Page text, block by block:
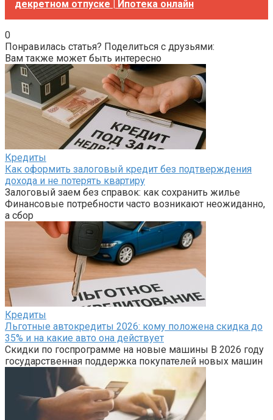
декретном отпуске | Ипотека онлайн
0
Понравилась статья? Поделиться с друзьями:
Вам также может быть интересно
Кредиты
Как оформить залоговый кредит без подтверждения
дохода и не потерять квартиру
Залоговый заем без справок: как сохранить жилье
Финансовые потребности часто возникают неожиданно,
а сбор
Кредиты
Льготные автокредиты 2026: кому положена скидка до
35% и на какие авто она действует
Скидки по госпрограмме на новые машины В 2026 году
государственная поддержка покупателей новых машин